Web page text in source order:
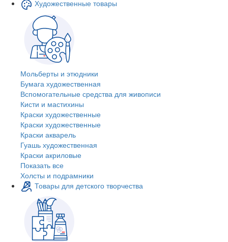
Художественные товары
Мольберты и этюдники
Бумага художественная
Вспомогательные средства для живописи
Кисти и мастихины
Краски художественные
Краски художественные
Краски акварель
Гуашь художественная
Краски акриловые
Показать все
Холсты и подрамники
Товары для детского творчества